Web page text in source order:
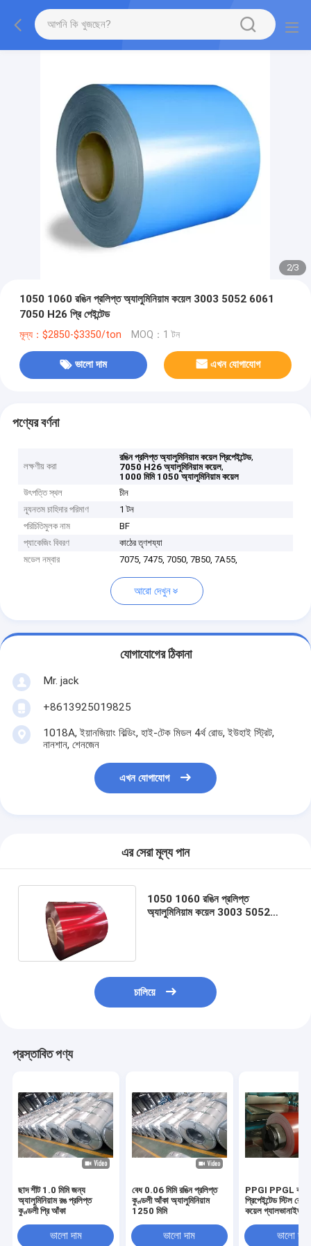
2/3
1050 1060 রঙিন প্রলিপ্ত অ্যালুমিনিয়াম কয়েল 3003 5052 6061
7050 H26 প্রি পেইন্টেড
মূল্য：$2850-$3350/ton MOQ：1 টন
ভালো দাম এখন যোগাযোগ
পণ্যের বর্ণনা
লক্ষণীয় করা
রঙিন প্রলিপ্ত অ্যালুমিনিয়াম কয়েল প্রিপেইন্টেড,
7050 H26 অ্যালুমিনিয়াম কয়েল,
1000 মিমি 1050 অ্যালুমিনিয়াম কয়েল
উৎপত্তি স্থল
চীন
ন্যূনতম চাহিদার পরিমাণ
1 টন
পরিচিতিমুলক নাম
BF
প্যাকেজিং বিবরণ
কাঠের তৃণশয্যা
মডেল নম্বার
7075, 7475, 7050, 7B50, 7A55,
আরো দেখুন
যোগাযোগের ঠিকানা
Mr. jack
+8613925019825
1018A, ইয়ানজিয়াং বিল্ডিং, হাই-টেক মিডল 4র্থ রোড, ইউহাই স্ট্রিট,
নানশান, শেনজেন
এখন যোগাযোগ
এর সেরা মূল্য পান
1050 1060 রঙিন প্রলিপ্ত
অ্যালুমিনিয়াম কয়েল 3003 5052
চালিয়ে
প্রস্তাবিত পণ্য
ছাদ শীট 1.0 মিমি জন্য
অ্যালুমিনিয়াম রঙ প্রলিপ্ত
কুণ্ডলী প্রি আঁকা
ভালো দাম
বেধ 0.06 মিমি রঙিন প্রলিপ্ত
কুণ্ডলী আঁকা অ্যালুমিনিয়াম
1250 মিমি
ভালো দাম
PPGI PPGL
প্রিপেইন্টেড স্টিল
কয়েল গ্যালভানাইজড
ভালো দাম